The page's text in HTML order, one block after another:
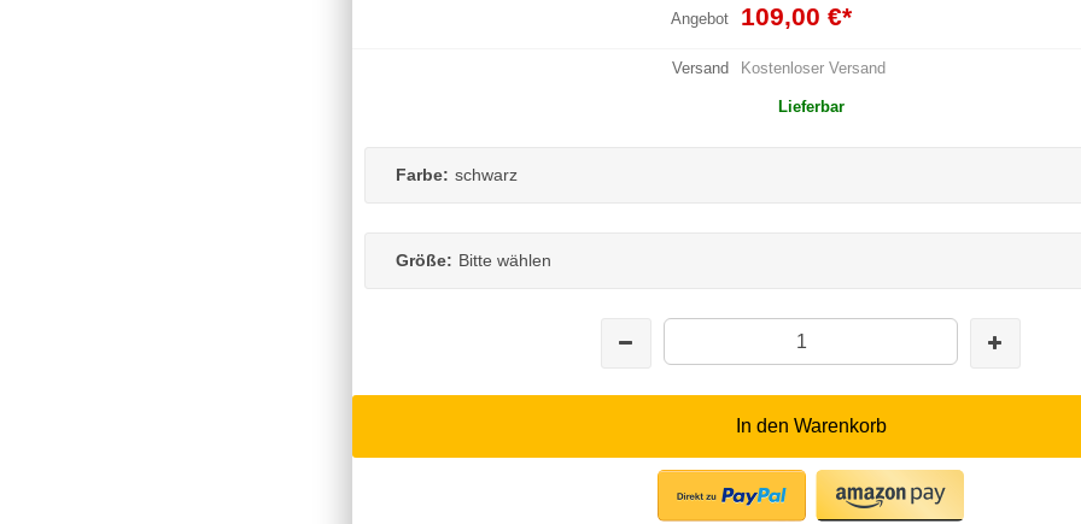
Angebot 109,00 €*
Versand Kostenloser Versand
Lieferbar
Farbe: schwarz
Größe: Bitte wählen
In den Warenkorb